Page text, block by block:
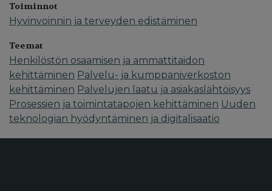
Toiminnot
Hyvinvoinnin ja terveyden edistäminen
Teemat
Henkilöstön osaamisen ja ammattitaidon
kehittäminen Palvelu- ja kumppaniverkoston
kehittäminen Palvelujen laatu ja asiakaslähtöisyys
Prosessien ja toimintatapojen kehittäminen Uuden
teknologian hyödyntäminen ja digitalisaatio